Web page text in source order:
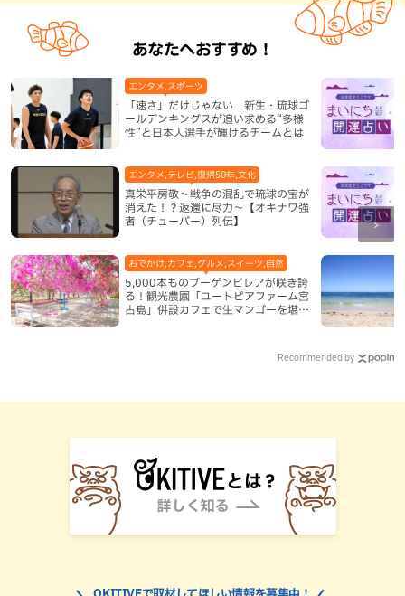
あなたへおすすめ！
「速さ」だけじゃない 新生・琉球ゴ
ールデンキングスが追い求める“多様
性”と日本人選手が輝けるチームとは
エンタメ,スポーツ
真栄平房敬～戦争の混乱で琉球の宝が
消えた！？返還に尽力～【オキナワ強
者（チューバー）列伝】
エンタメ,テレビ,復帰50年,文化
5,000本ものブーゲンビレアが咲き誇
る！観光農園「ユートピアファーム宮
古島」併設カフェで生マンゴーを堪能
おでかけ,カフェ,グルメ,スイーツ,自然
Recommended by